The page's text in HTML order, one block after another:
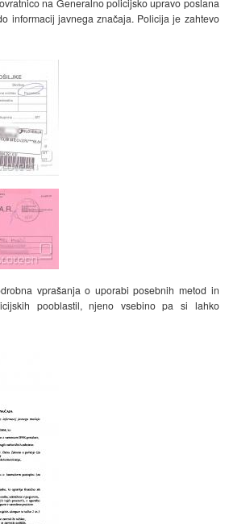
na Generalno policijsko upravo poslana
informacij javnega značaja. Policija je zahtevo
vprašanja o uporabi posebnih metod in
pooblastil, njeno vsebino pa si lahko